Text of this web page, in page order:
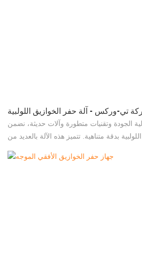
تي-وركس - آلة حفر الخوازيق اللولبية
الجودة وتقنيات متطورة وآلات حديثة، نضمن
بدقة متناهية. تتميز هذه الآلة بالعديد من
ذلك، تم تصميم آلة دق الخوازيق الهيدروليكية
وشاحنة القلاب المجنزرة لتواكب أحدث التوجهات